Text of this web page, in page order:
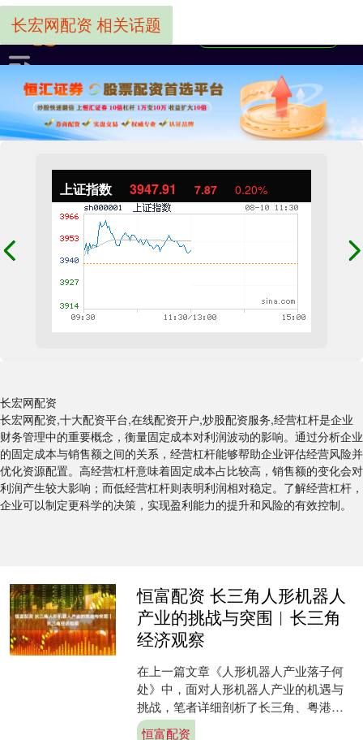
上证指数 3947.91 7.87 0.20%
长宏网配资
长宏网配资,十大配资平台,在线配资开户,炒股配资服务,经营杠杆是企业
财务管理中的重要概念，衡量固定成本对利润波动的影响。通过分析企业
的固定成本与销售额之间的关系，经营杠杆能够帮助企业评估经营风险并
优化资源配置。高经营杠杆意味着固定成本占比较高，销售额的变化会对
利润产生较大影响；而低经营杠杆则表明利润相对稳定。了解经营杠杆，
企业可以制定更科学的决策，实现盈利能力的提升和风险的有效控制。
长宏网配资 相关话题
恒富配资 长三角人形机器人
产业的挑战与突围︱长三角
经济观察
在上一篇文章《人形机器人产业落子何
处》中，面对人形机器人产业的机遇与
挑战，笔者详细剖析了长三角、粤港
澳、京津冀正以差异化路径加速技术落
恒富配资